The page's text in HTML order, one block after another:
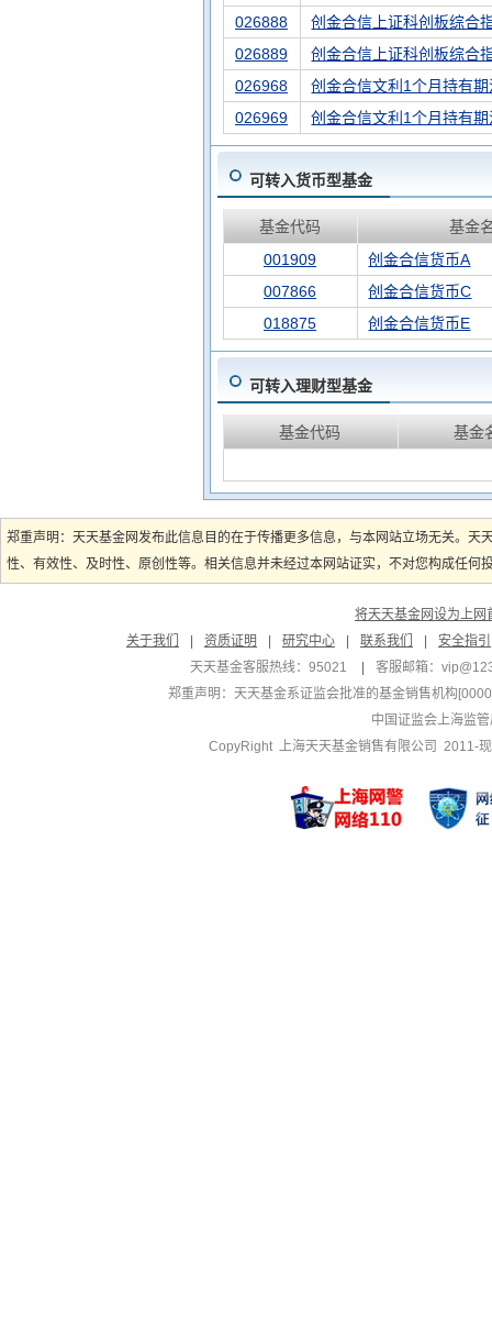
026888
创金合信上证科创板综合
026889
创金合信上证科创板综合
026968
创金合信文利1个月持有
026969
创金合信文利1个月持有
可转入货币型基金
基金代码
基金
001909
创金合信货币A
007866
创金合信货币C
018875
创金合信货币E
可转入理财型基金
基金代码 基金
郑重声明：天天基金网发布此信息目的在于传播更多信息，与本网站立场无关。
性、有效性、及时性、原创性等。相关信息并未经过本网站证实，不对您构成任
将天天基金网设为上网
关于我们
资质证明 研究中心 联系我们
安全指引
天天基金客服热线：95021
客服邮箱：
郑重声明：天天基金系证监会批准的基金销售机构
中国证监会上海监
CopyRight 上海天天基金销售有限公司 2011-